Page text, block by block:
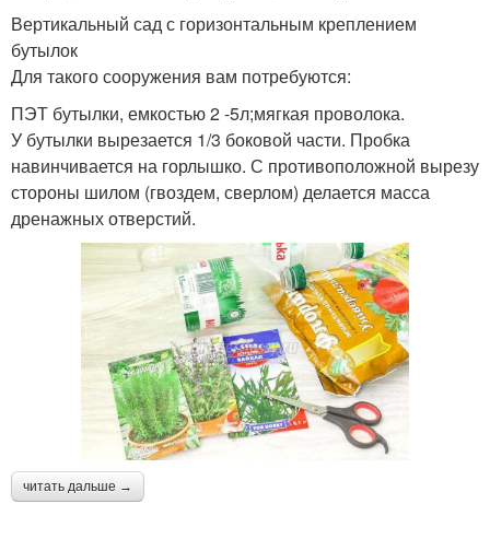
Вертикальный сад с горизонтальным креплением
бутылок
Для такого сооружения вам потребуются:
ПЭТ бутылки, емкостью 2 -5л;мягкая проволока.
У бутылки вырезается 1/3 боковой части. Пробка
навинчивается на горлышко. С противоположной вырезу
стороны шилом (гвоздем, сверлом) делается масса
дренажных отверстий.
читать дальше →